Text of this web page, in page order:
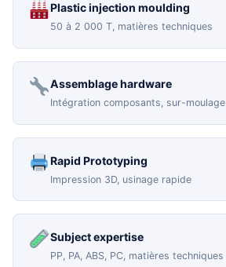
Plastic injection moulding
50 à 2 000 T, matières techniques
Assemblage hardware
Intégration composants, sur-moulage
Rapid Prototyping
Impression 3D, usinage rapide
Subject expertise
PP, PA, ABS, PC, matières techniques